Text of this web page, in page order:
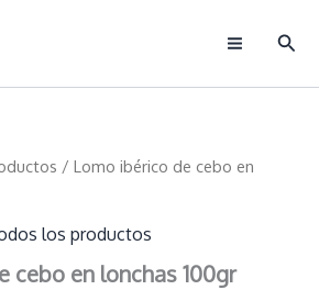
/ Lomo ibérico de cebo en
los productos
cebo en lonchas 100gr